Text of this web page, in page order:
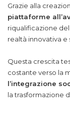
Grazie alla
piattaforme
riqualificazione
realtà innovativa e
Questa crescita
costante verso la
l’integrazione
la trasformazione